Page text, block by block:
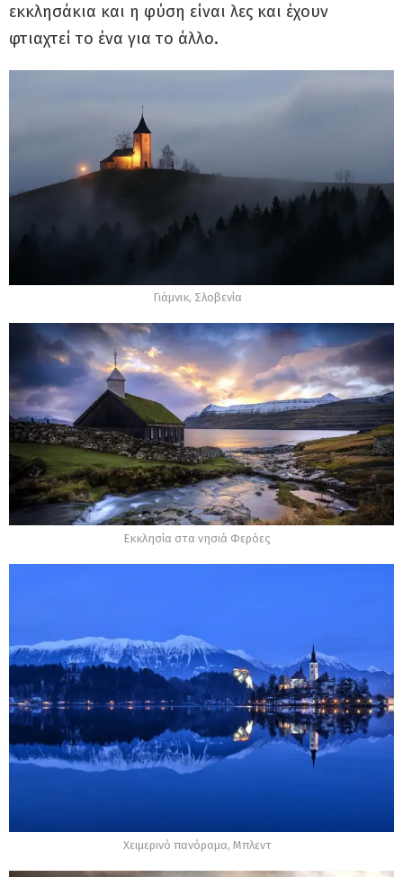
εκκλησάκια και η φύση είναι λες και έχουν
φτιαχτεί το ένα για το άλλο.
Γιάμνικ, Σλοβενία
Εκκλησία στα νησιά Φερόες
Χειμερινό πανόραμα, Μπλεντ